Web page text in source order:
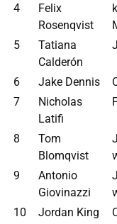
4
Felix
Rosenqvist
5
Tatiana
Calderón
6 Jake Dennis
7
Nicholas
Latifi
8
Tom
Blomqvist
9
Antonio
Giovinazzi
10 Jordan King